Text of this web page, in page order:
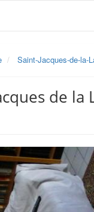
Saint-Jacques-de-la-
de la